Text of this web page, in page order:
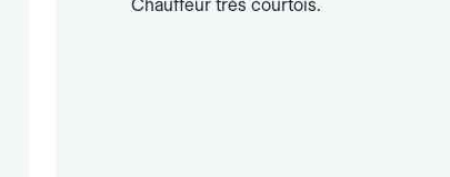
Chauffeur très courtois.